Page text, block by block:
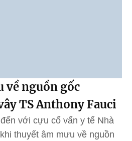
về nguồn gốc
TS Anthony Fauci
với cựu cố vấn y tế Nhà
thuyết âm mưu về nguồn